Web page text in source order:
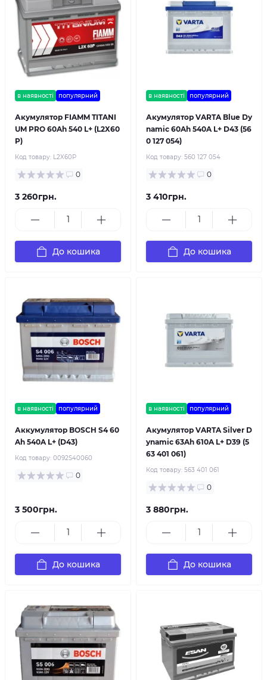
в наявності популярний
Акумулятор FIAMM TITANI
UM PRO 60Ah 540 L+ (L2X60
P)
Код товару: L2X60P
0
3 260грн.
До кошика
в наявності популярний
Акумулятор VARTA Blue Dy
namic 60Ah 540A L+ D43 (56
0 127 054)
Код товару: 560 127 054
0
3 410грн.
До кошика
в наявності популярний
Аккумулятор BOSCH S4 60
Ah 540A L+ (D43)
Код товару: 0092S40060
0
3 500грн.
До кошика
в наявності популярний
Акумулятор VARTA Silver D
ynamic 63Ah 610A L+ D39 (5
63 401 061)
Код товару: 563 401 061
0
3 880грн.
До кошика